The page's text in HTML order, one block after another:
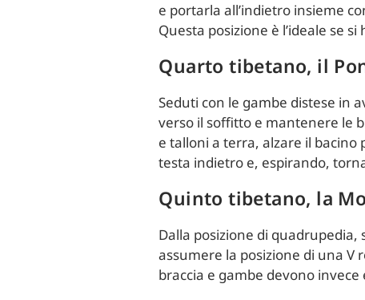
e portarla all’indietro insieme
Questa posizione è l’ideale se
Quarto tibetano, il
Seduti con le gambe distese in
verso il soffitto e mantenere le
e talloni a terra, alzare il
testa indietro e, espirando,
Quinto tibetano, la
Dalla posizione di
assumere la posizione di una V
braccia e gambe devono invece